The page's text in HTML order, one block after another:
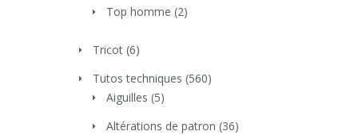
Top homme (2)
Tricot (6)
Tutos techniques (560)
Aiguilles (5)
Altérations de patron (36)